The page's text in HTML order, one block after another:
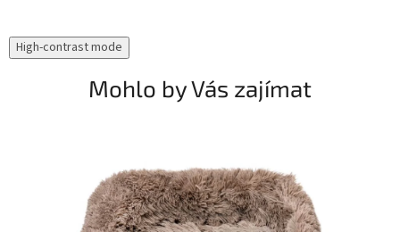
High-contrast mode
Mohlo by Vás zajímat